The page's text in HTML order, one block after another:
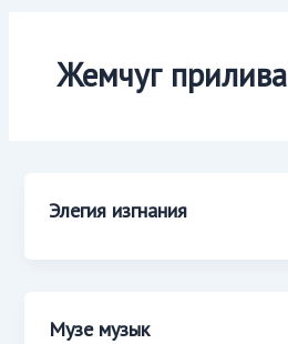
Жемчуг прилива
Элегия изгнания
Музе музык